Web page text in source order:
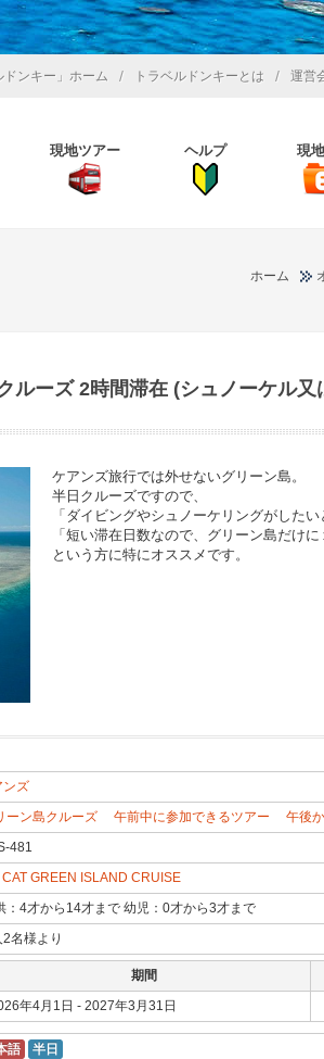
ンキー」ホーム / トラベルドンキーとは / 運営
現地ツアー ヘルプ 現
ホーム
ルーズ 2時間滞在 (シュノーケル又
ケアンズ旅行では外せないグリーン島。
半日クルーズですので、
「ダイビングやシュノーケリングがした
「短い滞在日数なので、グリーン島だけ
という方に特にオススメです。
ンズ
ーン島クルーズ 午前中に参加できるツアー 午後
481
CAT GREEN ISLAND CRUISE
：4才から14才まで 幼児：0才から3才まで
2名様より
期間
年4月1日 - 2027年3月31日
語 半日